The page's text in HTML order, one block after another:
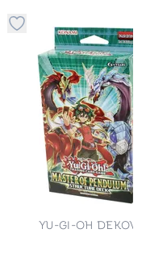
omiljeno
Dugme za dodavanje
YU-GI-OH DEKOVI